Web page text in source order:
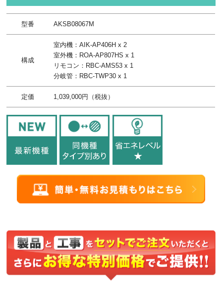
型番 AKSB08067M
構成
室内機：AIK-AP406H x 2
室外機：ROA-AP807HS x 1
リモコン：RBC-AMS53 x 1
分岐管：RBC-TWP30 x 1
定価 1,039,000円（税抜）